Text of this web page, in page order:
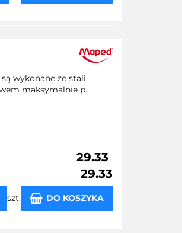
wykonane ze stali
maksymalnie p...
29.33
29.33
szt. DO KOSZYKA